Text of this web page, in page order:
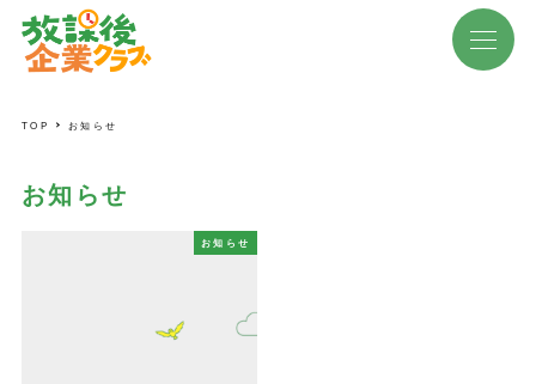
TOP お知らせ
お知らせ
お知らせ